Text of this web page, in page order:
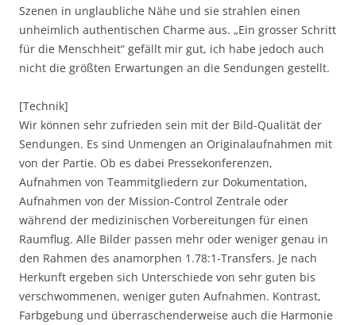
Szenen in unglaubliche Nähe und sie strahlen einen
unheimlich authentischen Charme aus. „Ein grosser Schritt
für die Menschheit“ gefällt mir gut, ich habe jedoch auch
nicht die größten Erwartungen an die Sendungen gestellt.
[Technik]
Wir können sehr zufrieden sein mit der Bild-Qualität der
Sendungen. Es sind Unmengen an Originalaufnahmen mit
von der Partie. Ob es dabei Pressekonferenzen,
Aufnahmen von Teammitgliedern zur Dokumentation,
Aufnahmen von der Mission-Control Zentrale oder
während der medizinischen Vorbereitungen für einen
Raumflug. Alle Bilder passen mehr oder weniger genau in
den Rahmen des anamorphen 1.78:1-Transfers. Je nach
Herkunft ergeben sich Unterschiede von sehr guten bis
verschwommenen, weniger guten Aufnahmen. Kontrast,
Farbgebung und überraschenderweise auch die Harmonie